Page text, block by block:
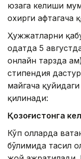
юзага келиши
охирги
Ҳужжатларни
одатда 5
онлайн тарзда
стипендия
майгача
қилинади:
Қозоғистонга
Кўп ҳолларда
бўлимида таҳсил